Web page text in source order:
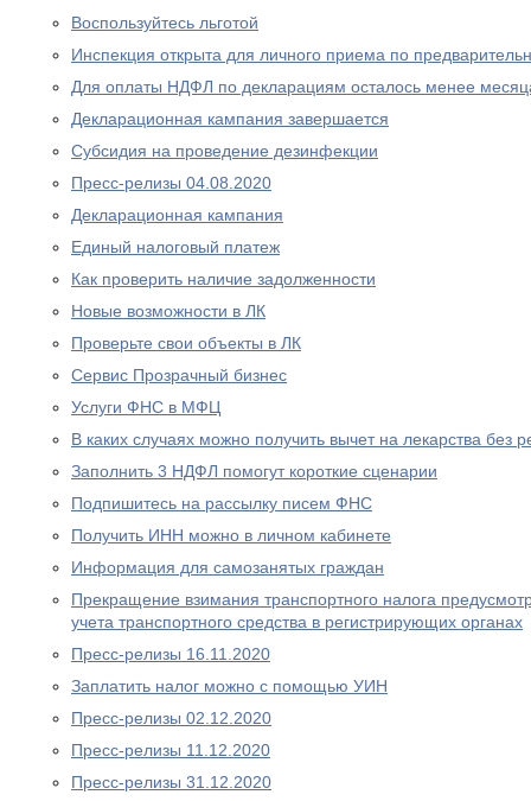
Воспользуйтесь льготой
Инспекция открыта для личного приема по
Для оплаты НДФЛ по декларациям осталось менее
Декларационная кампания завершается
Субсидия на проведение дезинфекции
Пресс-релизы 04.08.2020
Декларационная кампания
Единый налоговый платеж
Как проверить наличие задолженности
Новые возможности в ЛК
Проверьте свои объекты в ЛК
Сервис Прозрачный бизнес
Услуги ФНС в МФЦ
В каких случаях можно получить вычет на лекарства без
Заполнить 3 НДФЛ помогут короткие сценарии
Подпишитесь на рассылку писем ФНС
Получить ИНН можно в личном кабинете
Информация для самозанятых граждан
Прекращение взимания транспортного налога
учета транспортного средства в регистрирующих органах
Пресс-релизы 16.11.2020
Заплатить налог можно с помощью УИН
Пресс-релизы 02.12.2020
Пресс-релизы 11.12.2020
Пресс-релизы 31.12.2020